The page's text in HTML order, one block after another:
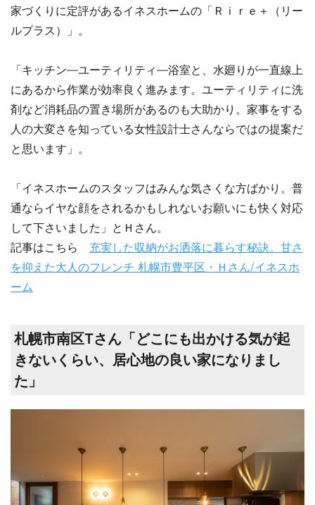
家づくりに定評があるイネスホームの「Ｒｉｒｅ＋（リー
ルプラス）」。
「キッチン―ユーティリティ―浴室と、水廻りが一直線上
にあるから作業が効率良く進みます。ユーティリティに洗
剤など消耗品の置き場所があるのも大助かり。家事をする
人の大変さを知っている女性設計士さんならではの提案だ
と思います」。
「イネスホームのスタッフはみんな気さくな方ばかり。普
通ならイヤな顔をされるかもしれないお願いにも快く対応
して下さいました」とＨさん。
記事はこちら 充実した収納がお洒落に暮らす秘訣。甘さ
を抑えた大人のフレンチ 札幌市豊平区・Ｈさん/イネスホ
ーム
札幌市南区Tさん「どこにも出かける気が起
きないくらい、居心地の良い家になりまし
た」